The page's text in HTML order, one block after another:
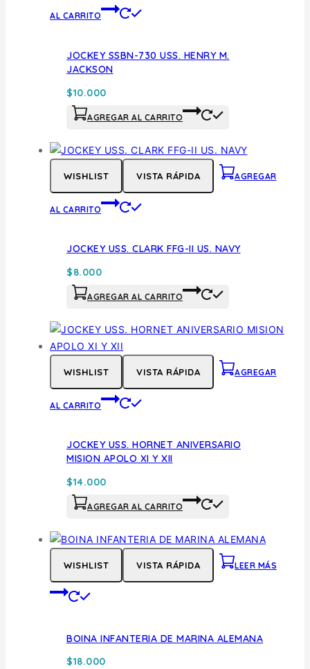
AL CARRITO
JOCKEY SSBN-730 USS. HENRY M.
JACKSON
$10.000
AGREGAR AL CARRITO
WISHLIST VISTA RÁPIDA AGREGAR
AL CARRITO
JOCKEY USS. CLARK FFG-II US. NAVY
$8.000
AGREGAR AL CARRITO
WISHLIST VISTA RÁPIDA AGREGAR
AL CARRITO
JOCKEY USS. HORNET ANIVERSARIO
MISION APOLO XI Y XII
$14.000
AGREGAR AL CARRITO
WISHLIST VISTA RÁPIDA LEER MÁS
BOINA INFANTERIA DE MARINA ALEMANA
$18.000